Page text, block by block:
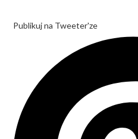
Publikuj na Tweeter'ze